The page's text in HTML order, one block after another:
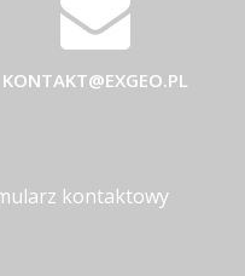
KONTAKT@EXGEO.PL
kontaktowy